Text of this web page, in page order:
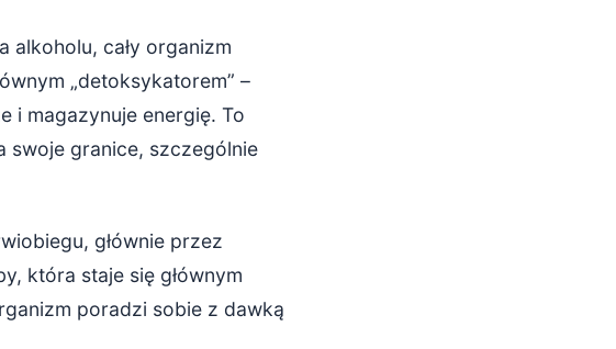
cały organizm
„detoksykatorem” –
i magazynuje energię. To
swoje granice, szczególnie
głównie przez
która staje się głównym
poradzi sobie z dawką